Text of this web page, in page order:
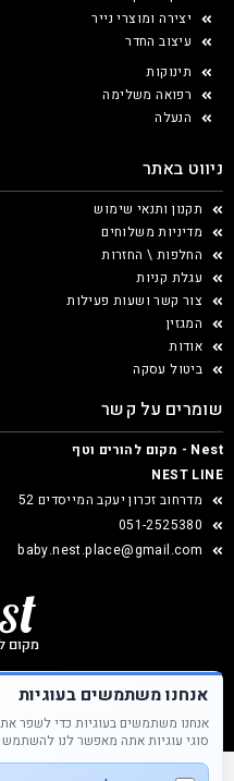
יצירה ומוצרי נייר
עיצוב החדר
תינוקות
רפואה משלימה
הנעלה
ניווט באתר
תקנון ותנאי שימוש
מדיניות משלוחים
החלפות \ החזרות
עגלת קניות
צור קשר ושעות פעילות
המגזין
אודות
ביטול עסקה
שומרים על קשר
Nest - מקום להורים וטף
NEST LINE
מדרחוב זכרון יעקב המייסדים 52
051-2525380
baby.nest.place@gmail.com
Nest &copy כל הזכויות שמורות
אנחנו משתמשים בעוגיות
אנחנו משתמשים בעוגיות כדי לשפר
סוגי עוגיות אתה מאפשר לנו